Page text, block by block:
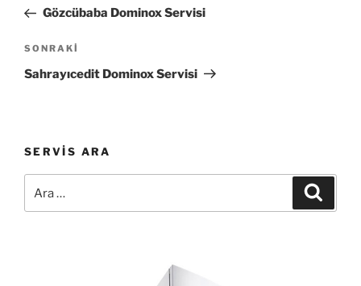
YazıGözcübaba Dominox Servisi
Sonraki
Yazı
SONRAKI
Sahrayıcedit Dominox Servisi
SERVIS ARA